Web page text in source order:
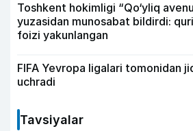
Toshkent hokimligi “Qo‘yliq
yuzasidan munosabat bildirdi:
foizi yakunlangan
FIFA Yevropa ligalari tomonidan
uchradi
Tavsiyalar